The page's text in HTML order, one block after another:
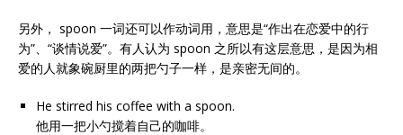
另外， spoon 一词还可以作动词用，意思是“作出在恋爱中的行
为”、“谈情说爱”。有人认为 spoon 之所以有这层意思，是因为相
爱的人就象碗厨里的两把勺子一样，是亲密无间的。
He stirred his coffee with a spoon.
他用一把小勺搅着自己的咖啡。